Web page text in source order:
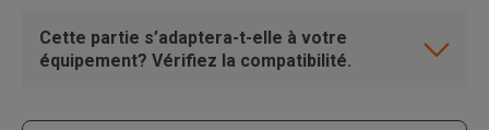
Cette partie s’adaptera-t-elle à votre
équipement? Vérifiez la compatibilité.